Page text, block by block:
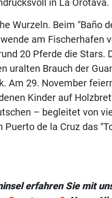
Wurzeln. Beim "Baño
am Fischerhafen
20 Pferde die Stars.
uralten Brauch der
Am 29. November
Kinder auf
– begleitet von
Puerto de la Cruz das
erfahren Sie mit